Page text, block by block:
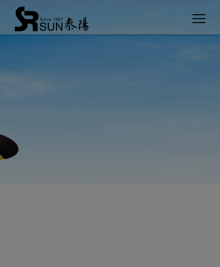
クッキー利用の管理について